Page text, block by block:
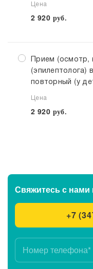
Цена
2 920 руб.
Прием (осмотр,
(эпилептолога)
повторный (у
Цена
2 920 руб.
Свяжитесь с нами
+7